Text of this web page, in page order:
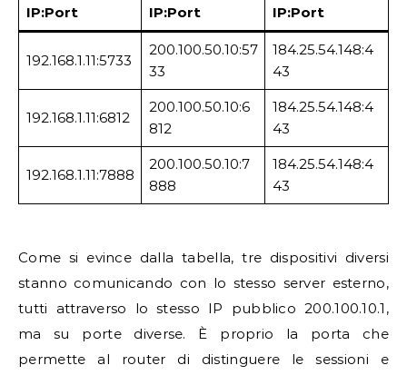
IP:Port
IP:Port
IP:Port
192.168.1.11:5733
200.100.50.10:57
33
184.25.54.148:4
43
192.168.1.11:6812
200.100.50.10:6
812
184.25.54.148:4
43
192.168.1.11:7888
200.100.50.10:7
888
184.25.54.148:4
43
Come si evince dalla tabella, tre dispositivi diversi
stanno comunicando con lo stesso server esterno,
tutti attraverso lo stesso IP pubblico 200.100.10.1,
ma su porte diverse. È proprio la porta che
permette al router di distinguere le sessioni e